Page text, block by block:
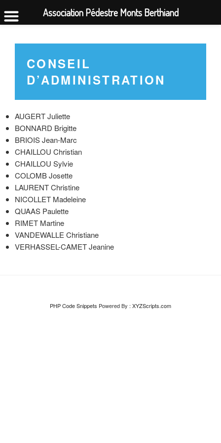
CONSEIL
D’ADMINISTRATION
AUGERT Juliette
BONNARD Brigitte
BRIOIS Jean-Marc
CHAILLOU Christian
CHAILLOU Sylvie
COLOMB Josette
LAURENT Christine
NICOLLET Madeleine
QUAAS Paulette
RIMET Martine
VANDEWALLE Christiane
VERHASSEL-CAMET Jeanine
PHP Code Snippets Powered By : XYZScripts.com
Association Pédestre Monts Berthiand